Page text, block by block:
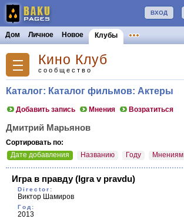
ВХОД
Дом Личное Новое Клубы
Кино Клуб
сообщество
Каталог: Каталог фильмов: Актеры
Добавить запись Мнения Возратиться
Дмитрий Марьянов
Сортировать по:
Дате добавления
Названию Году Мнениям
Игра в правду(Igra v pravdu)
Director:
Виктор Шамиров
Год:
2013